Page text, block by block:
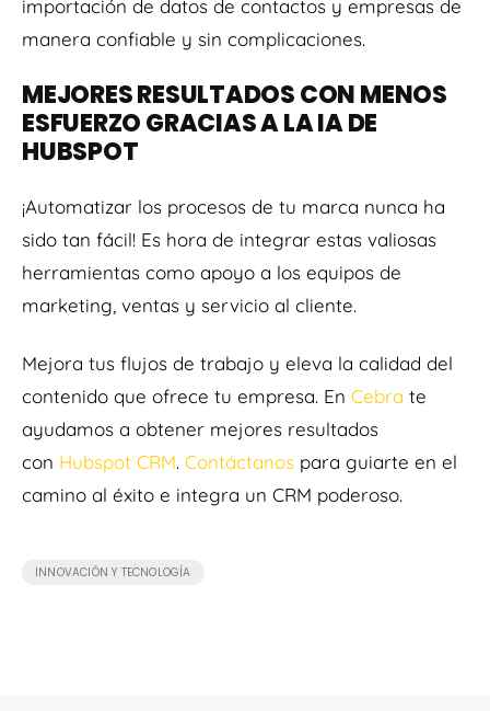
importación de datos de contactos y empresas de
manera confiable y sin complicaciones.
MEJORES RESULTADOS CON MENOS
ESFUERZO GRACIAS A LA IA DE
HUBSPOT
¡Automatizar los procesos de tu marca nunca ha
sido tan fácil! Es hora de integrar estas valiosas
herramientas como apoyo a los equipos de
marketing, ventas y servicio al cliente.
Mejora tus flujos de trabajo y eleva la calidad del
contenido que ofrece tu empresa. En Cebra te
ayudamos a obtener mejores resultados
con Hubspot CRM. Contáctanos para guiarte en el
camino al éxito e integra un CRM poderoso.
INNOVACIÓN Y TECNOLOGÍA